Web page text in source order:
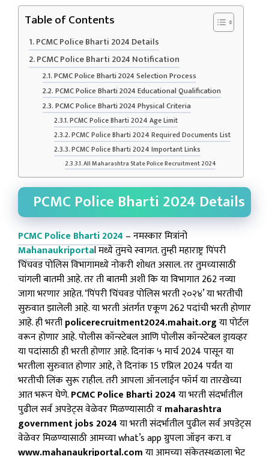
Table of Contents
PCMC Police Bharti 2024 Details
PCMC Police Bharti 2024 Notification
PCMC Police Bharti 2024 Selection Process
PCMC Police Bharti 2024 Educational Qualification
PCMC Police Bharti 2024 Physical Criteria
PCMC Police Bharti 2024 Age Limit
PCMC Police Bharti 2024 Required Documents List
PCMC Police Bharti 2024 Important Links
All Maharashtra State Police Recruitment 2024
PCMC Police Bharti 2024 Details
PCMC Police Bharti 2024 – नमस्कार मित्रांनो
Mahanaukriportal मध्ये तुमचे स्वागत. तुम्ही महाराष्ट्र पिंपरी
चिंचवड पोलिस विभागामध्ये नोकरी शोधत असाल. तर तुमच्यासाठी
चांगली बातमी आहे. तर ती बातमी अशी कि या विभागात 262 नव्या
जागा भरणार आहेत. ‘पिंपरी चिंचवड पोलिस भरती २०२४’ या भरतीची
सुरुवात झालेली आहे. या भरती अंतर्गत एकूण 262 पदांची भरती होणार
आहे. ही भरतीpolicerecruitment2024.mahait.orgया पोर्टल
वरून होणार आहे. पोलीस कॉन्स्टेबल आणि पोलीस कॉन्स्टेबल ड्रायव्हर
या पदांसाठी ही भरती होणार आहे. दिनांक ५ मार्च 2024 पासून या
भरतीला सुरुवात होणार आहे, ते दिनांक 15 एप्रिल 2024 पर्यंत या
भरतीची लिंक सुरू राहील. तरी आपला ऑनलाईन फॉर्म या तारखेच्या
आत भरून घेणे.PCMC Police Bharti 2024या भरती संदर्भातील
पुढील सर्व अपडेट्स वेळेवर मिळण्यासाठी वmaharashtra
government jobs 2024या भरती संदर्भातील पुढील सर्व अपडेट्स
वेळेवर मिळण्यासाठी आमच्या what’s app ग्रुपला जॉइन करा. व